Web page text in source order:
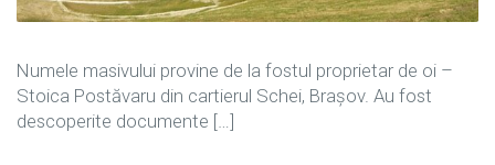
Numele masivului provine de la fostul proprietar de oi –
Stoica Postăvaru din cartierul Schei, Brașov. Au fost
descoperite documente […]